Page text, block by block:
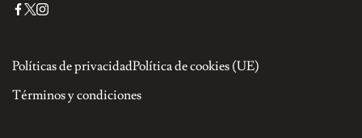
Políticas de privacidadPolítica de cookies (UE)
Términos y condiciones